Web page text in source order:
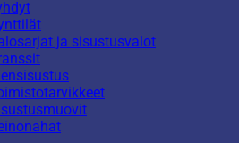
ja sisustusvalot